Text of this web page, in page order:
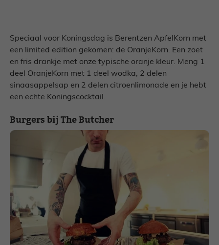
Speciaal voor Koningsdag is Berentzen ApfelKorn met
een limited edition gekomen: de OranjeKorn. Een zoet
en fris drankje met onze typische oranje kleur. Meng 1
deel OranjeKorn met 1 deel wodka, 2 delen
sinaasappelsap en 2 delen citroenlimonade en je hebt
een echte Koningscocktail.
Burgers bij The Butcher